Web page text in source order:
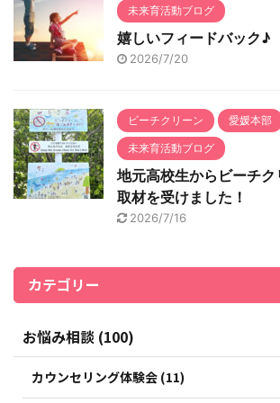
未来育活動ブログ
嬉しいフィードバック♪
2026/7/20
ビーチクリーン 愛媛本部
未来育活動ブログ
地元高校生からビーチ
取材を受けました！
2026/7/16
カテゴリー
お悩み相談 (100)
カウンセリング体験会 (11)